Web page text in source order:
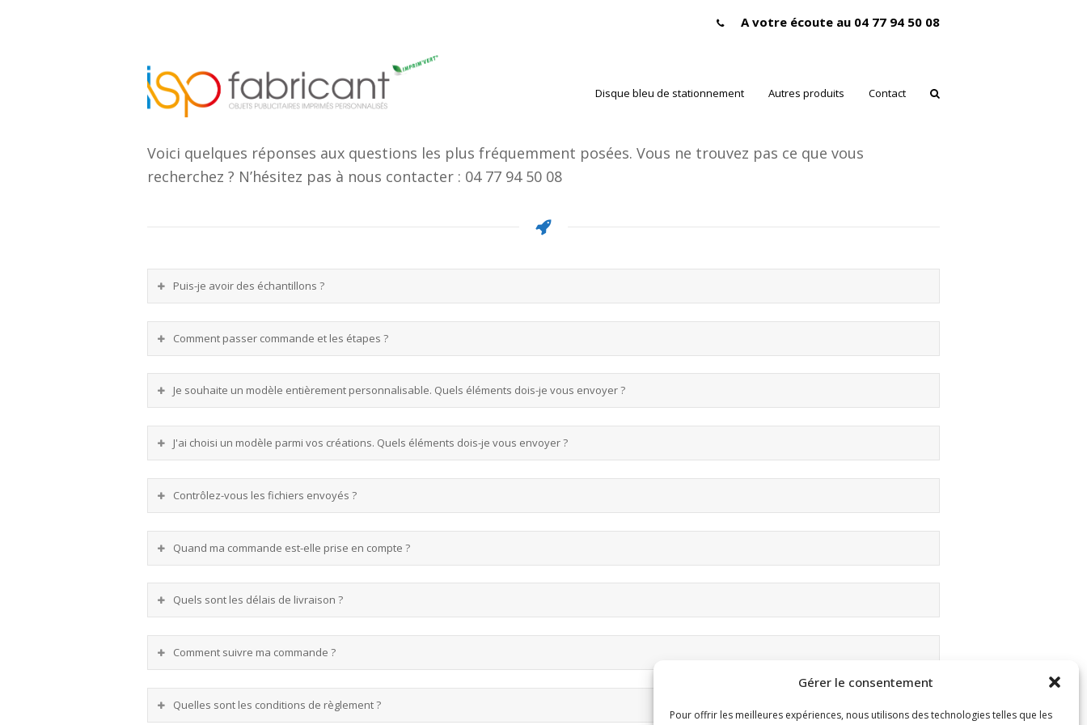
Gérer le consentement
Pour offrir les meilleures expériences, nous utilisons des technologies telles que les
A votre écoute au 04 77 94 50 08
Disque bleu de stationnement Autres produits Contact
Voici quelques réponses aux questions les plus fréquemment posées. Vous ne trouvez pas ce que vous
recherchez ? N’hésitez pas à nous contacter : 04 77 94 50 08
Puis-je avoir des échantillons ?
Comment passer commande et les étapes ?
Je souhaite un modèle entièrement personnalisable. Quels éléments dois-je vous envoyer ?
J'ai choisi un modèle parmi vos créations. Quels éléments dois-je vous envoyer ?
Contrôlez-vous les fichiers envoyés ?
Quand ma commande est-elle prise en compte ?
Quels sont les délais de livraison ?
Comment suivre ma commande ?
Quelles sont les conditions de règlement ?